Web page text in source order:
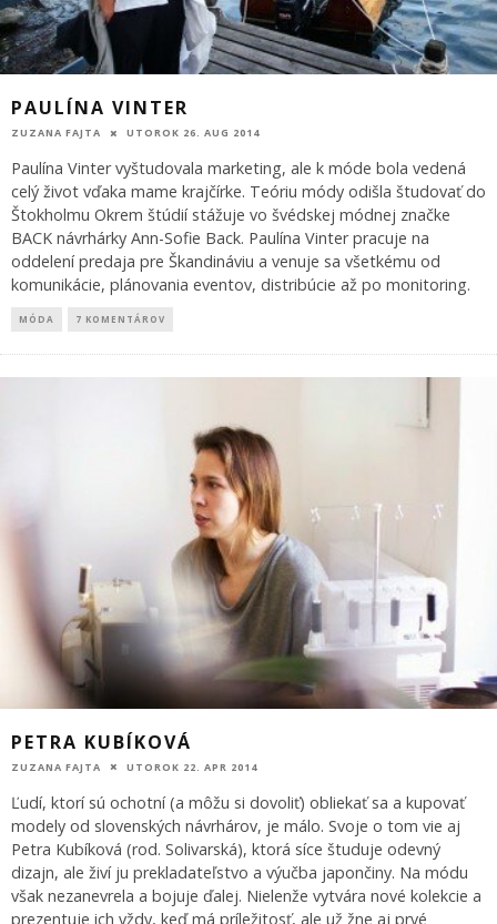
PAULÍNA VINTER
ZUZANA FAJTA UTOROK 26. AUG 2014
Paulína Vinter vyštudovala marketing, ale k móde bola vedená
celý život vďaka mame krajčírke. Teóriu módy odišla študovať do
Štokholmu Okrem štúdií stážuje vo švédskej módnej značke
BACK návrhárky Ann-Sofie Back. Paulína Vinter pracuje na
oddelení predaja pre Škandináviu a venuje sa všetkému od
komunikácie, plánovania eventov, distribúcie až po monitoring.
MÓDA 7 KOMENTÁROV
PETRA KUBÍKOVÁ
ZUZANA FAJTA UTOROK 22. APR 2014
Ľudí, ktorí sú ochotní (a môžu si dovoliť) obliekať sa a kupovať
modely od slovenských návrhárov, je málo. Svoje o tom vie aj
Petra Kubíková (rod. Solivarská), ktorá síce študuje odevný
dizajn, ale živí ju prekladateľstvo a výučba japončiny. Na módu
však nezanevrela a bojuje ďalej. Nielenže vytvára nové kolekcie a
prezentuje ich vždy, keď má príležitosť, ale už žne aj prvé